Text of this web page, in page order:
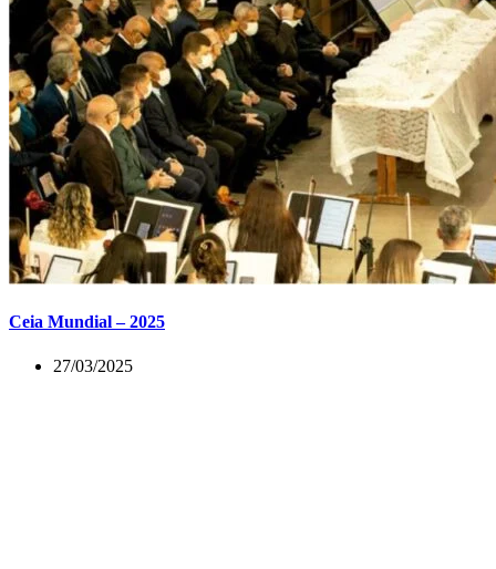
Ceia Mundial – 2025
27/03/2025